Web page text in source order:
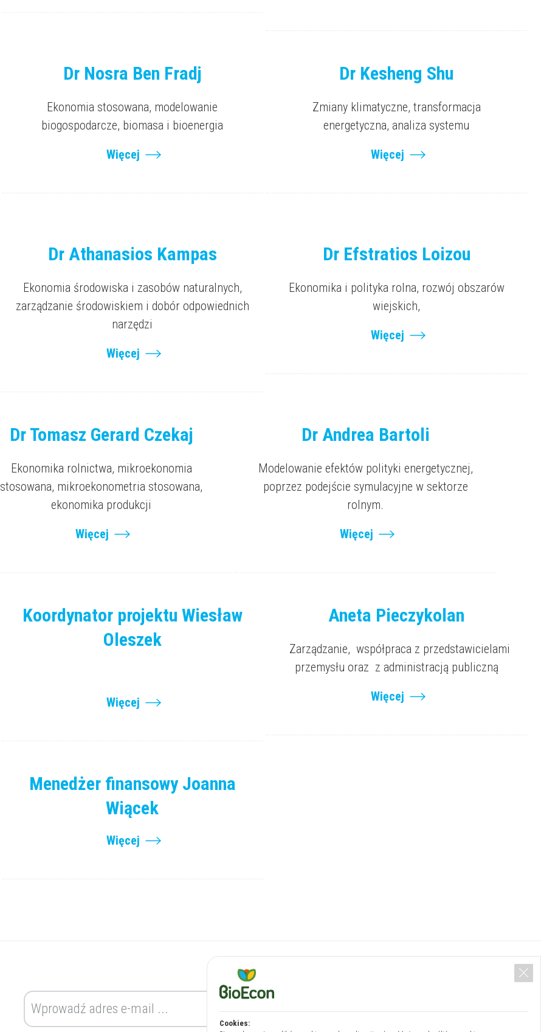
Dr Nosra Ben Fradj
Ekonomia stosowana, modelowanie
biogospodarcze, biomasa i bioenergia
Więcej
Dr Kesheng Shu
Zmiany klimatyczne, transformacja
energetyczna, analiza systemu
Więcej
Dr Athanasios Kampas
Ekonomia środowiska i zasobów naturalnych,
zarządzanie środowiskiem i dobór odpowiednich
narzędzi
Więcej
Dr Efstratios Loizou
Ekonomika i polityka rolna, rozwój obszarów
wiejskich,
Więcej
Dr Tomasz Gerard Czekaj
Ekonomika rolnictwa, mikroekonomia
stosowana, mikroekonometria stosowana,
ekonomika produkcji
Więcej
Dr Andrea Bartoli
Modelowanie efektów polityki energetycznej,
poprzez podejście symulacyjne w sektorze
rolnym.
Więcej
Koordynator projektu Wiesław
Oleszek
Więcej
Aneta Pieczykolan
Zarządzanie, współpraca z przedstawicielami
przemysłu oraz z administracją publiczną
Więcej
Menedżer finansowy Joanna
Wiącek
Więcej
Cookies: